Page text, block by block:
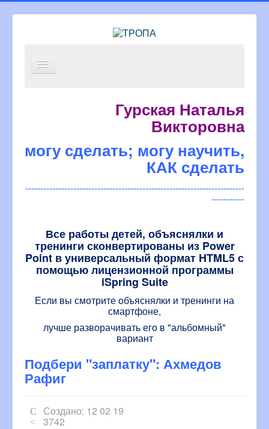
внимание, конкурс!
математика
Гурская Наталья
Викторовна
могу сделать; могу научить,
КАК сделать
-------------------------------------------------------------------------
-----------
Все работы детей, объяснялки и
тренинги сконвертированы из Power
Point в универсальный формат HTML5 с
помощью лицензионной программы
iSpring Suite
Если вы смотрите объяснялки и тренинги на
смартфоне,
лучше разворачивать его в "альбомный"
вариант
Подбери "заплатку": Ахмедов
Рафиг
Создано: 12 02 19
3742